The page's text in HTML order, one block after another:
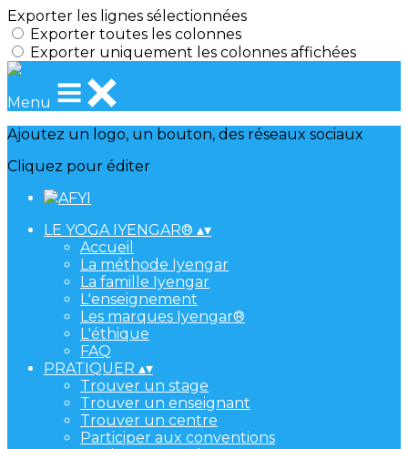
Exporter les lignes sélectionnées
Exporter toutes les colonnes
Exporter uniquement les colonnes affichées
Menu
Ajoutez un logo, un bouton, des réseaux sociaux
Cliquez pour éditer
LE YOGA IYENGAR® ▴▾
Accueil
La méthode Iyengar
La famille Iyengar
L'enseignement
Les marques Iyengar®
L'éthique
FAQ
PRATIQUER ▴▾
Trouver un stage
Trouver un enseignant
Trouver un centre
Participer aux conventions